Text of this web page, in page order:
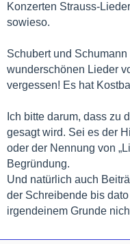
Konzerten Strauss-
sowieso.
Schubert und
wunderschönen Lieder
vergessen! Es hat
Ich bitte darum, dass zu
gesagt wird. Sei es der
oder der Nennung von
Begründung.
Und natürlich auch
der Schreibende bis
irgendeinem Grunde